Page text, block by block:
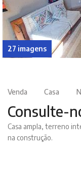
27 imagens
Venda Casa
Consulte-
Casa ampla, terreno
na construção.